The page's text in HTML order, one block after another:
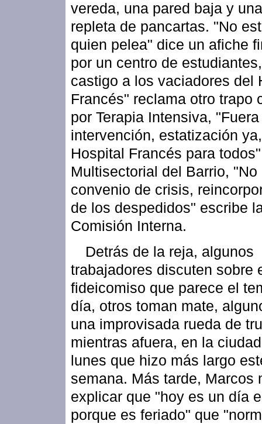
vereda, una pared baja y
repleta de pancartas. "No
quien pelea" dice un afiche
por un centro de
castigo a los vaciadores del
Francés" reclama otro trapo
por Terapia Intensiva,
intervención, estatización
Hospital Francés para
Multisectorial del Barrio, "No
convenio de crisis,
de los despedidos" escribe
Comisión Interna.
Detrás de la reja, algunos
trabajadores discuten sobre
fideicomiso que parece el
día, otros toman mate,
una improvisada rueda de
mientras afuera, en la
lunes que hizo más largo
semana. Más tarde, Marcos
explicar que "hoy es un día
porque es feriado" que